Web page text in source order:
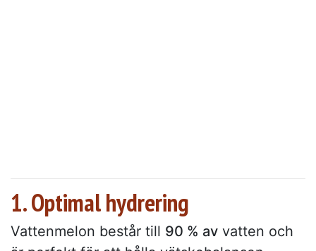
1. Optimal hydrering
Vattenmelon består till 90 % av vatten och